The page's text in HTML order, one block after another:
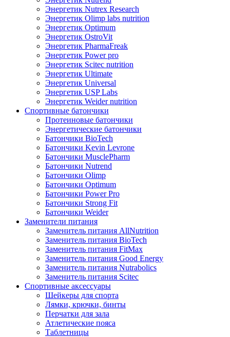
Энергетик Nutrex Research
Энергетик Olimp labs nutrition
Энергетик Optimum
Энергетик OstroVit
Энергетик PharmaFreak
Энергетик Power pro
Энергетик Scitec nutrition
Энергетик Ultimate
Энергетик Universal
Энергетик USP Labs
Энергетик Weider nutrition
Спортивные батончики
Протеиновые батончики
Энергетические батончики
Батончики BioTech
Батончики Kevin Levrone
Батончики MusclePharm
Батончики Nutrend
Батончики Olimp
Батончики Optimum
Батончики Power Pro
Батончики Strong Fit
Батончики Weider
Заменители питания
Заменитель питания AllNutrition
Заменитель питания BioTech
Заменитель питания FitMax
Заменитель питания Good Energy
Заменитель питания Nutrabolics
Заменитель питания Scitec
Спортивные аксессуары
Шейкеры для спорта
Лямки, крючки, бинты
Перчатки для зала
Атлетические пояса
Таблетницы